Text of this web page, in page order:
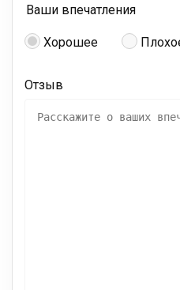
Ваши впечатления
Хорошее
Отзыв